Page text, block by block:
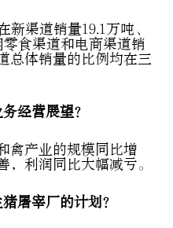
渠道销量19.1万吨、
零食渠道和电商渠道销
总体销量的比例均在三
经营展望？
禽产业的规模同比增
，利润同比大幅减亏。
屠宰厂的计划？